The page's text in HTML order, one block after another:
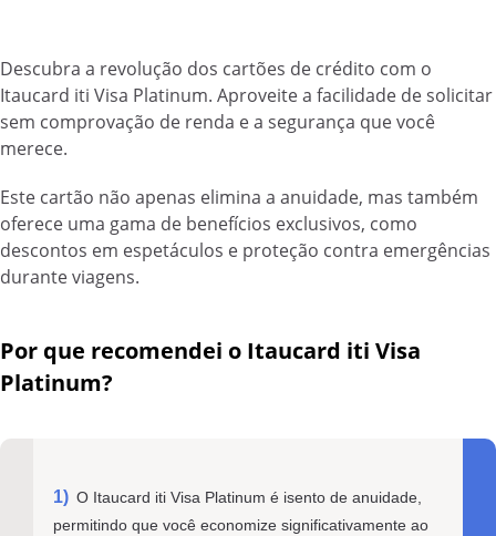
Descubra a revolução dos cartões de crédito com o
Itaucard iti Visa Platinum. Aproveite a facilidade de solicitar
sem comprovação de renda e a segurança que você
merece.
Este cartão não apenas elimina a anuidade, mas também
oferece uma gama de benefícios exclusivos, como
descontos em espetáculos e proteção contra emergências
durante viagens.
Por que recomendei o Itaucard iti Visa
Platinum?
O Itaucard iti Visa Platinum é isento de anuidade,
permitindo que você economize significativamente ao